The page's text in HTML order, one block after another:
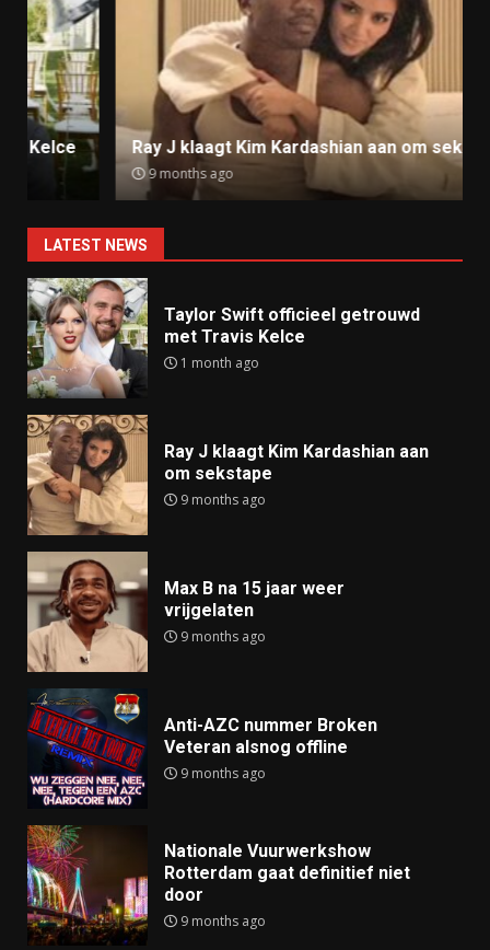
Ray J klaagt Kim Kardashian aan om sekstape
9 months ago
LATEST NEWS
Taylor Swift officieel getrouwd
met Travis Kelce
1 month ago
Ray J klaagt Kim Kardashian aan
om sekstape
9 months ago
Max B na 15 jaar weer
vrijgelaten
9 months ago
Anti-AZC nummer Broken
Veteran alsnog offline
9 months ago
Nationale Vuurwerkshow
Rotterdam gaat definitief niet
door
9 months ago